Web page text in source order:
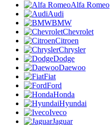
Alfa Romeo
Audi
BMW
Chevrolet
Citroen
Chrysler
Dodge
Daewoo
Fiat
Ford
Honda
Hyundai
Iveco
Jaguar